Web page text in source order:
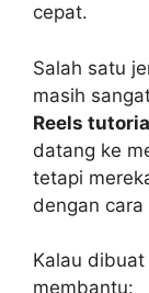
cepat.
Salah satu
masih
Reels
datang ke
tetapi
dengan
Kalau
membantu: